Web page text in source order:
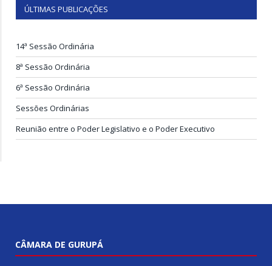
ÚLTIMAS PUBLICAÇÕES
14ª Sessão Ordinária
8ª Sessão Ordinária
6ª Sessão Ordinária
Sessões Ordinárias
Reunião entre o Poder Legislativo e o Poder Executivo
CÂMARA DE GURUPÁ